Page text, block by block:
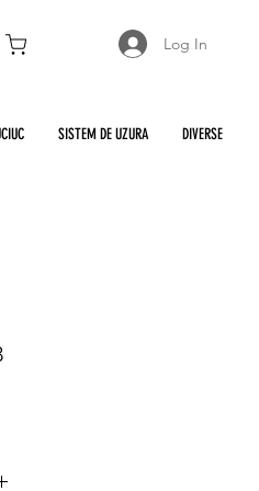
Log In
SISTEM DE UZURA DIVERSE